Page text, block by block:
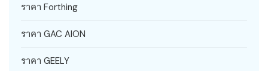
ราคา Forthing
ราคา GAC AION
ราคา GEELY